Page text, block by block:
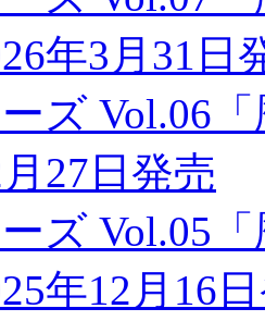
年3月31日
ズ Vol.06
27日発売
ズ Vol.05
年12月16